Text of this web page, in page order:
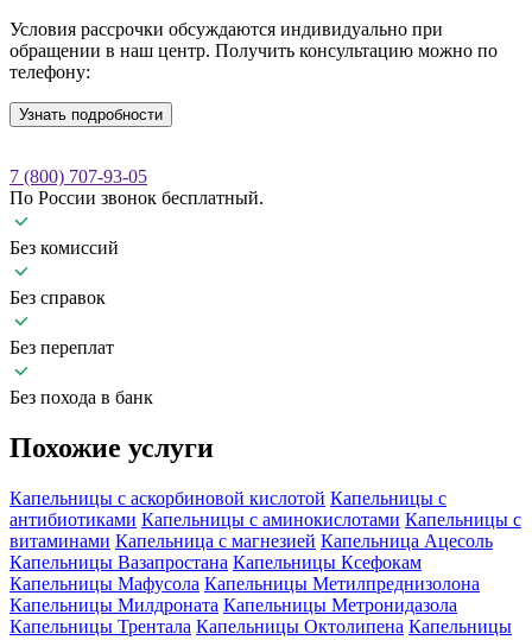
Условия рассрочки обсуждаются индивидуально при
обращении в наш центр. Получить консультацию можно по
телефону:
Узнать подробности
7 (800) 707-93-05
По России звонок бесплатный.
Без комиссий
Без справок
Без переплат
Без похода в банк
Похожие услуги
Капельницы с аскорбиновой кислотой Капельницы с
антибиотиками Капельницы с аминокислотами Капельницы с
витаминами Капельница с магнезией Капельница Ацесоль
Капельницы Вазапростана Капельницы Ксефокам
Капельницы Мафусола Капельницы Метилпреднизолона
Капельницы Милдроната Капельницы Метронидазола
Капельницы Трентала Капельницы Октолипена Капельницы